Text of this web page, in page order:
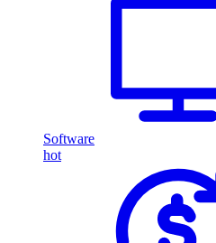
Software
hot